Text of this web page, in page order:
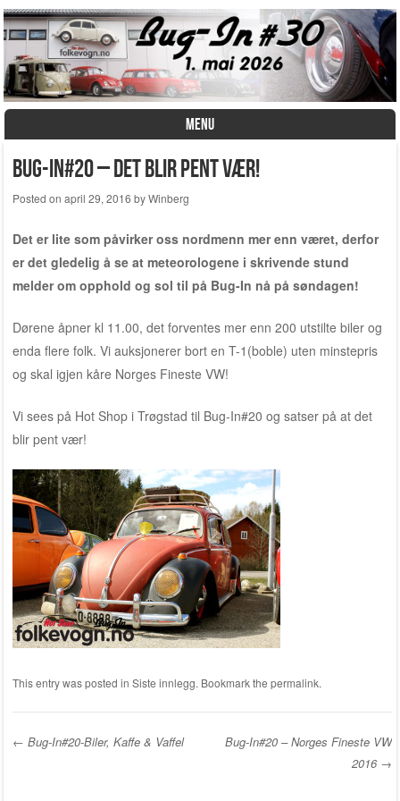
MENU
Bug-In#20 – Det blir pent vær!
Posted on april 29, 2016 byWinberg
Det er lite som påvirker oss nordmenn mer enn været, derfor
er det gledelig å se at meteorologene i skrivende stund
melder om opphold og sol til på Bug-In nå på søndagen!
Dørene åpner kl 11.00, det forventes mer enn 200 utstilte biler og
enda flere folk. Vi auksjonerer bort en T-1(boble) uten minstepris
og skal igjen kåre Norges Fineste VW!
Vi sees på Hot Shop i Trøgstad til Bug-In#20 og satser på at det
blir pent vær!
This entry was posted in Siste innlegg. Bookmark the permalink.
← Bug-In#20-Biler, Kaffe & Vaffel
Bug-In#20 – Norges Fineste VW
2016 →